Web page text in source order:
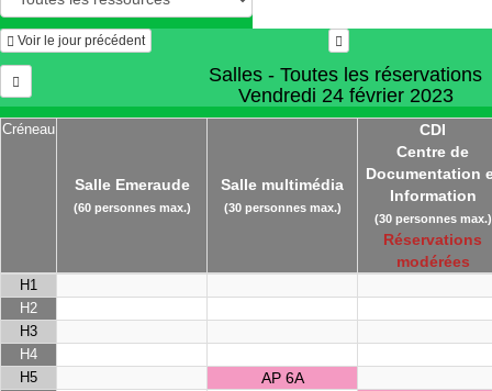
Créneau
Salle Emeraude
(60 personnes max.)
Salle multimédia
(30 personnes max.)
CDI
Centre de
Documentation
Information
(30 personnes max.)
Réservations
modérées
Voir le jour précédent
Salles - Toutes les réservations
Vendredi 24 février 2023
H1
H2
H3
H4
H5
AP 6A